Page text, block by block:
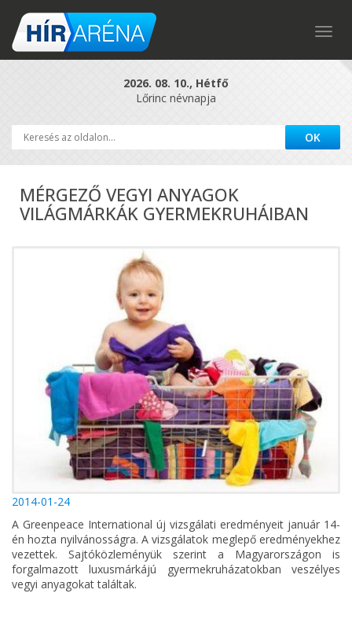
2026. 08. 10., Hétfő
Lőrinc névnapja
MÉRGEZŐ VEGYI ANYAGOK
VILÁGMÁRKÁK GYERMEKRUHÁIBAN
2014-01-24
A Greenpeace International új vizsgálati eredményeit január 14-
én hozta nyilvánosságra. A vizsgálatok meglepő eredményekhez
vezettek. Sajtóközleményük szerint a Magyarországon is
forgalmazott luxusmárkájú gyermekruházatokban veszélyes
vegyi anyagokat találtak.